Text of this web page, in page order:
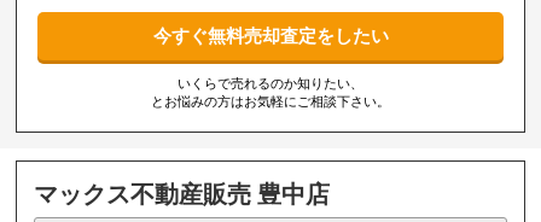
今すぐ無料売却査定をしたい
いくらで売れるのか知りたい、
とお悩みの方はお気軽にご相談下さい。
マックス不動産販売 豊中店